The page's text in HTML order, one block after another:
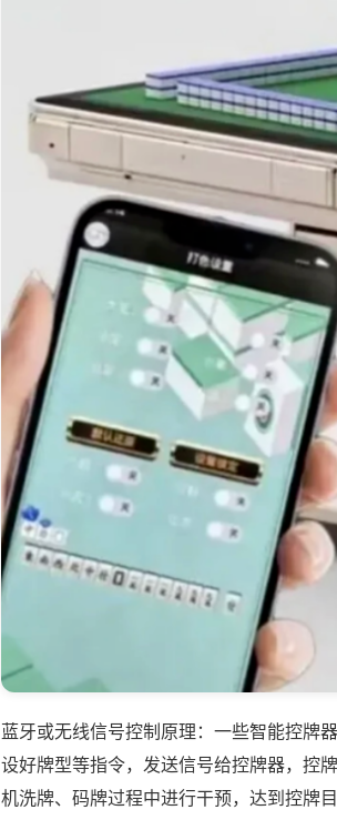
蓝牙或无线信号控制原理：一些智能控牌
设好牌型等指令，发送信号给控牌器，控
机洗牌、码牌过程中进行干预，达到控牌目